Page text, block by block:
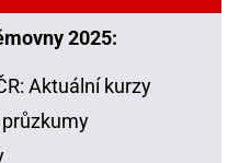
2025:
Aktuální kurzy